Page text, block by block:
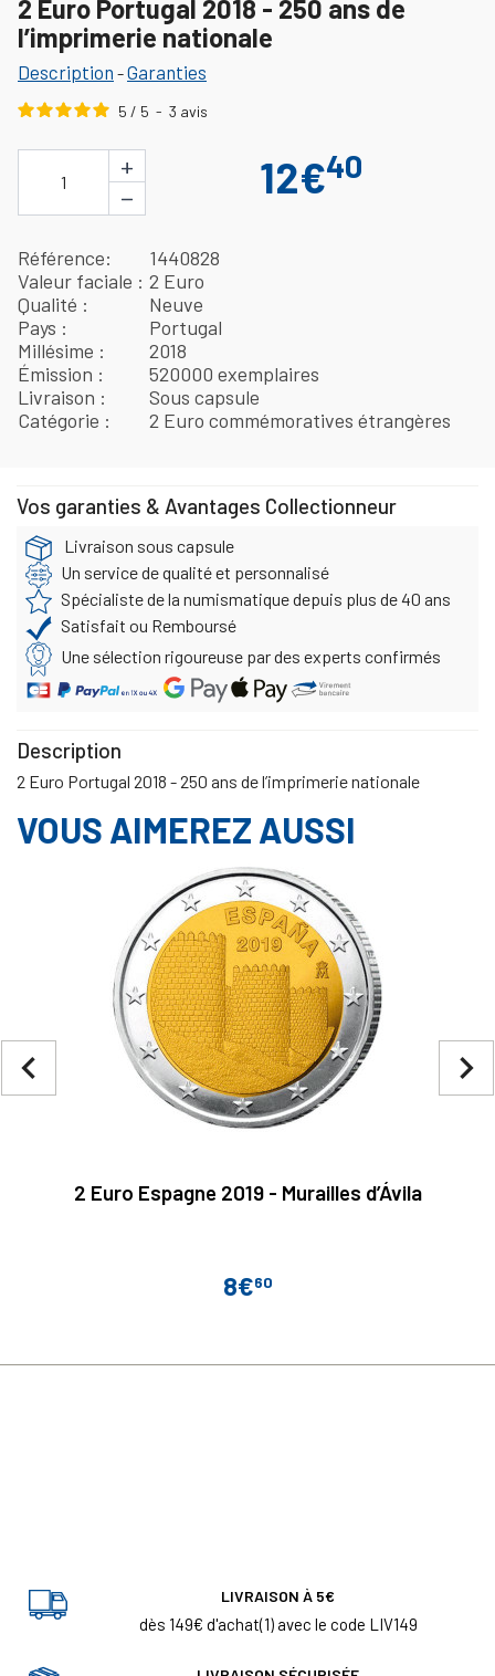
2 Euro Portugal 2018 - 250 ans de
l’imprimerie nationale
Description -Garanties
5 / 5 - 3 avis
1
+
−
12€40
Référence
1440828
Valeur faciale
2 Euro
Qualité
Neuve
Pays
Portugal
Millésime
2018
Émission
520000 exemplaires
Livraison
Sous capsule
Catégorie
2 Euro commémoratives étrangères
Vos garanties & Avantages Collectionneur
Livraison sous capsule
Un service de qualité et personnalisé
Spécialiste de la numismatique depuis plus de 40 ans
Satisfait ou Remboursé
Une sélection rigoureuse par des experts confirmés
Description
2 Euro Portugal 2018 - 250 ans de l’imprimerie nationale
VOUS AIMEREZ AUSSI
2 Euro Espagne 2019 - Murailles d’Ávila
Prix
8€60
navigate_next
navigate_before
LIVRAISON À 5€
dès 149€ d'achat(1) avec le code LIV149